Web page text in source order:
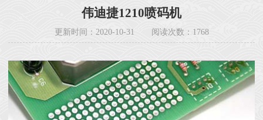
伟迪捷1210喷码机
更新时间：2020-10-31 阅读次数：1768